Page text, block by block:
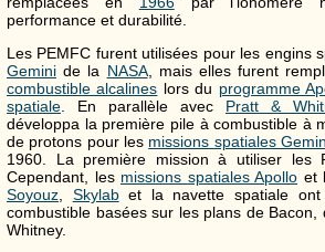
performance et durabilité.
Les PEMFC furent utilisées pour les engins
Gemini de la NASA, mais elles furent
combustible alcalines lors du programme
spatiale . En parallèle avec Pratt &
développa la première pile à combustible à
de protons pour les missions spatiales
1960. La première mission à utiliser les
Cependant, les missions spatiales Apollo et
Soyouz
Skylabet la navette spatiale ont
combustible basées sur les plans de Bacon,
Whitney.